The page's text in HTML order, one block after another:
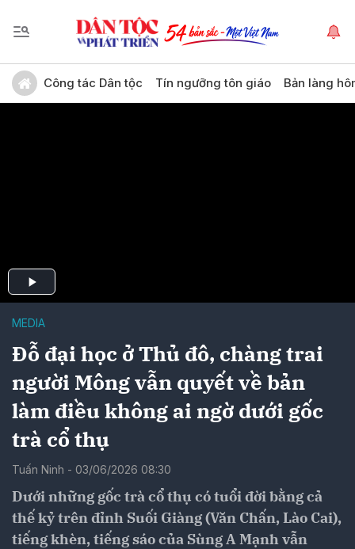
Công tác Dân tộc Tín ngưỡng tôn giáo Bản làng
MEDIA
Đỗ đại học ở Thủ đô, chàng trai
người Mông vẫn quyết về bản
làm điều không ai ngờ dưới gốc
trà cổ thụ
Tuấn Ninh - 03/06/2026 08:30
Dưới những gốc trà cổ thụ có tuổi đời bằng cả
thế kỷ trên đỉnh Suối Giàng (Văn Chấn, Lào Cai),
tiếng khèn, tiếng sáo của Sùng A Mạnh vẫn